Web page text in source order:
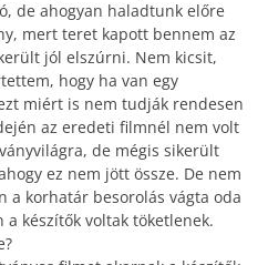
de ahogyan haladtunk előre
mert teret kapott bennem az
jól elszúrni. Nem kicsit,
hogy ha van egy
miért is nem tudják rendesen
az eredeti filmnél nem volt
de mégis sikerült
ez nem jött össze. De nem
a korhatár besorolás vágta oda
a készítők voltak töketlenek.